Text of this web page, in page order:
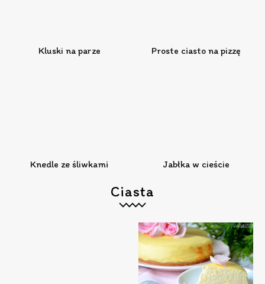
Kluski na parze Proste ciasto na pizzę
Knedle ze śliwkami Jabłka w cieście
Ciasta